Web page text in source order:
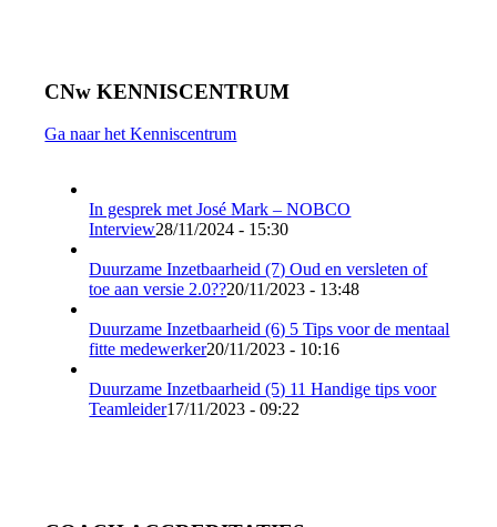
CNw KENNISCENTRUM
Ga naar het Kenniscentrum
In gesprek met José Mark – NOBCO
Interview28/11/2024 - 15:30
Duurzame Inzetbaarheid (7) Oud en versleten of
toe aan versie 2.0??20/11/2023 - 13:48
Duurzame Inzetbaarheid (6) 5 Tips voor de mentaal
fitte medewerker20/11/2023 - 10:16
Duurzame Inzetbaarheid (5) 11 Handige tips voor
Teamleider17/11/2023 - 09:22